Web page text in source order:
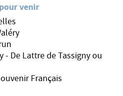
venir
- De Lattre de Tassigny ou
Français